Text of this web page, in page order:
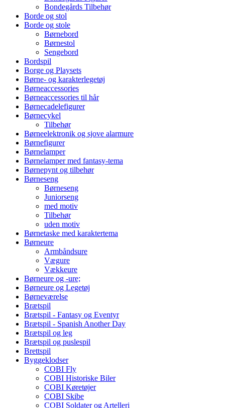
Bondegårds Tilbehør
Borde og stol
Borde og stole
Børnebord
Børnestol
Sengebord
Bordspil
Borge og Playsets
Børne- og karakterlegetøj
Børneaccessories
Børneaccessories til hår
Børnecadelefigurer
Børnecykel
Tilbehør
Børneelektronik og sjove alarmure
Børnefigurer
Børnelamper
Børnelamper med fantasy-tema
Børnepynt og tilbehør
Børneseng
Børneseng
Juniorseng
med motiv
Tilbehør
uden motiv
Børnetaske med karaktertema
Børneure
Armbåndsure
Vægure
Vækkeure
Børneure og -ure;
Børneure og Legetøj
Børneværelse
Brætspil
Brætspil - Fantasy og Eventyr
Brætspil - Spanish Another Day
Brætspil og leg
Brætspil og puslespil
Brettspil
Byggeklodser
COBI Fly
COBI Historiske Biler
COBI Køretøjer
COBI Skibe
COBI Soldater og Artelleri